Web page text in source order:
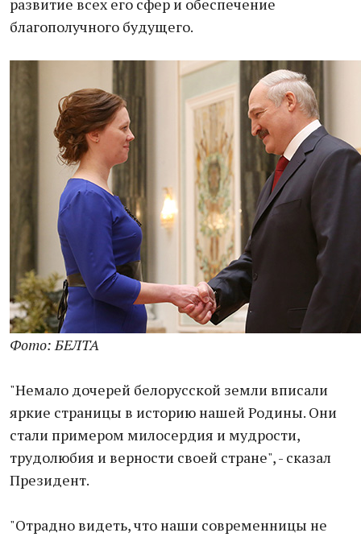
развитие всех его сфер и обеспечение
благополучного будущего.
Фото: БЕЛТА
"Немало дочерей белорусской земли вписали
яркие страницы в историю нашей Родины. Они
стали примером милосердия и мудрости,
трудолюбия и верности своей стране", - сказал
Президент.
"Отрадно видеть, что наши современницы не